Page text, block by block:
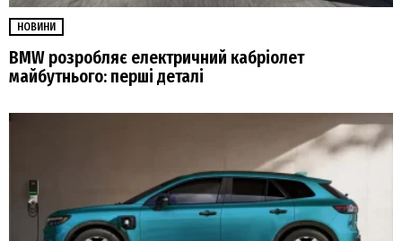
НОВИНИ
BMW розробляє електричний кабріолет
майбутнього: перші деталі